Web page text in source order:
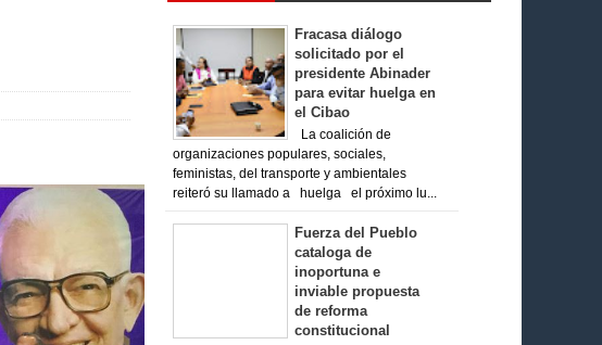
Fracasa diálogo
solicitado por el
presidente Abinader
para evitar huelga en
el Cibao
La coalición de
organizaciones populares, sociales,
feministas, del transporte y ambientales
reiteró su llamado a huelga el próximo lu...
Fuerza del Pueblo
cataloga de
inoportuna e
inviable propuesta
de reforma
constitucional